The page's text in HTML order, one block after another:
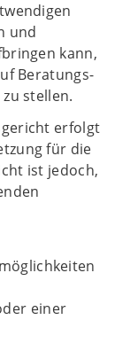
und
kann,
Beratungs-
stellen.
erfolgt
für die
ist jedoch,
einer